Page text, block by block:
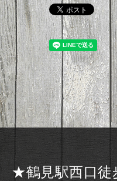
★鶴見駅西口徒